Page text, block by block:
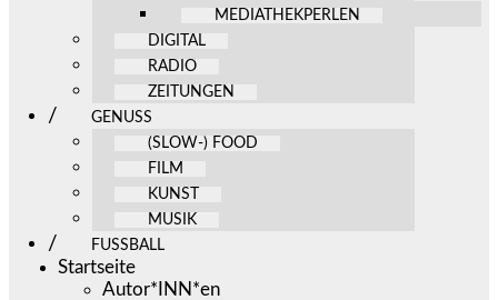
MEDIATHEKPERLEN
DIGITAL
RADIO
ZEITUNGEN
GENUSS
(SLOW-) FOOD
FILM
KUNST
MUSIK
FUSSBALL
Startseite
Autor*INN*en